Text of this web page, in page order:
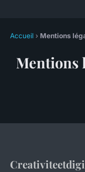
Accueil › Mentions
Mentions